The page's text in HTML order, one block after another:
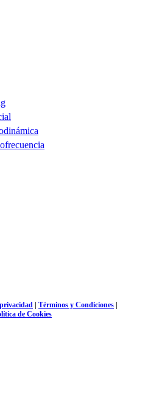
| Términos y Condiciones |
de Cookies